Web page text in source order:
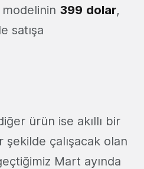
399 dolar,
satışa
ürün ise akıllı bir
çalışacak olan
Mart ayında